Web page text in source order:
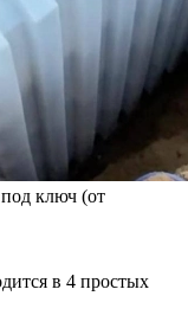
под ключ (от
в 4 простых